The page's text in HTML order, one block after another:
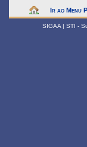
Ir ao Menu
SIGAA | STI -